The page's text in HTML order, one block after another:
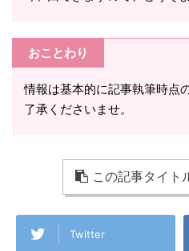
おことわり
情報は基本的に記事執筆時点
了承くださいませ。
この記事タイト
Twitter